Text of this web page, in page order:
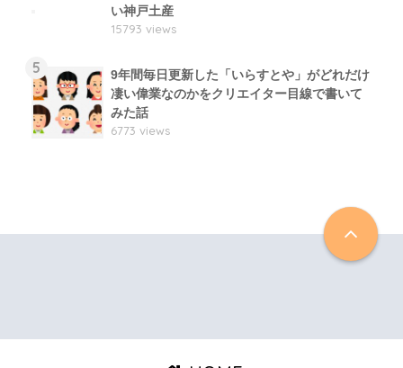
い神戸土産
15793 views
5
9年間毎日更新した「いらすとや」がどれだけ
凄い偉業なのかをクリエイター目線で書いて
みた話
6773 views